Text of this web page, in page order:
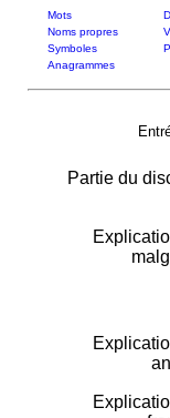
Mots
Noms propres
Symboles
Anagrammes
Partie du